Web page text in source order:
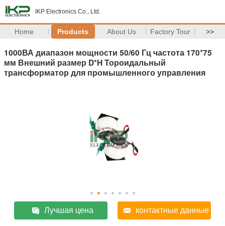
IKP Electronics Co., Ltd.
Home Products About Us Factory Tour >>
1000ВА диапазон мощности 50/60 Гц частота 170*75
мм Внешний размер D*H Тороидальный
трансформатор для промышленного управления
Лучшая цена контактные данные